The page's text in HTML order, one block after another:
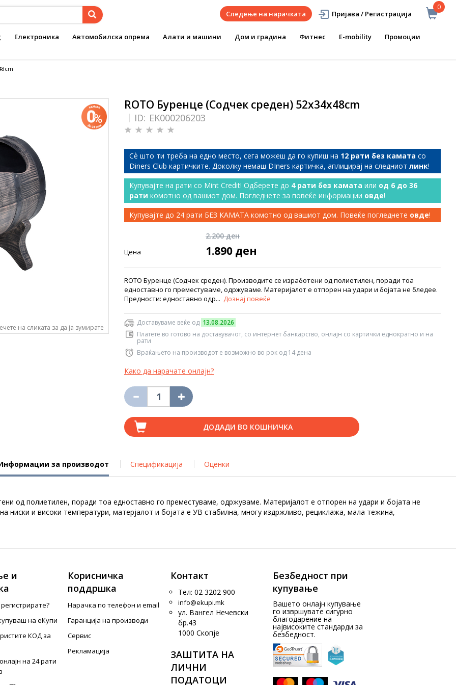
0
Следење на нарачката Пријава / Регистрација
Електроника Автомобилска опрема Алати и машини Дом и градина Фитнес E-mobility Промоции
на сликата за да ја зумирате
ROTO Буренце (Содчек среден) 52x34x48cm
ID: EK000206203
Сѐ што ти треба на едно место, сега можеш да го купиш на 12 рати без камата со
Diners Club картичките. Доколку немаш DIners картичка, аплицирај на следниот линк!
Купувајте на рати со Mint Credit! Одберете до 4 рати без камата или од 6 до 36
рати комотно од вашиот дом. Погледнете за повеќе информации овде!
Купувајте до 24 рати БЕЗ КАМАТА комотно од вашиот дом. Повеќе погледнете овде!
2.200 ден
Цена 1.890 ден
ROTO Буренце (Содчек среден). Производите се изработени од полиетилен, поради тоа
едноставно го преместуваме, одржуваме. Материјалот е отпорен на удари и бојата не бледее.
Предности: едноставно одр... Дознај повеќе
Доставуваме веќе од 13.08.2026
Платете во готово на доставувачот, со интернет банкарство, онлајн со картички еднократно и на
рати
Враќањето на производот е возможно во рок од 14 дена
Како да нарачате онлајн?
ДОДАДИ ВО КОШНИЧКА
за производот Спецификација Оценки
од полиетилен, поради тоа едноставно го преместуваме, одржуваме. Материјалот е отпорен на удари и бојата не
ниски и високи температури, матерјалот и бојата е УВ стабилна, многу издржливо, рециклажа, мала тежина,
и
на еКупи
КОД за
на 24 рати
Корисничка
поддршка
Нарачка по телефон и еmail
Гаранција на производи
Сервис
Рекламација
Контакт
Тел: 02 3202 900
info@ekupi.mk
ул. Вангел Нечевски
бр.43
1000 Скопје
ЗАШТИТА НА
ЛИЧНИ
ПОДАТОЦИ
Безбедност при
купување
Вашето онлајн купување
го извршувате сигурно
благодарение на
највисоките стандарди за
безбедност.